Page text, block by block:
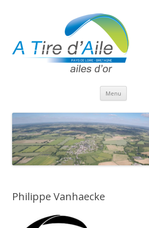
Menu Aller
contenu
Philippe Vanhaecke